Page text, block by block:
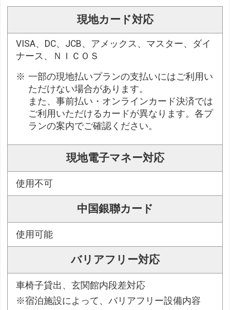
現地カード対応
VISA、DC、JCB、アメックス、マスター、ダイ
ナース、ＮＩＣＯＳ
一部の現地払いプランの支払いにはご利用い
ただけない場合があります。
また、事前払い・オンラインカード決済では
ご利用いただけるカードが異なります。各プ
ランの案内でご確認ください。
現地電子マネー対応
使用不可
中国銀聯カード
使用可能
バリアフリー対応
車椅子貸出、玄関館内段差対応
※宿泊施設によって、バリアフリー設備内容